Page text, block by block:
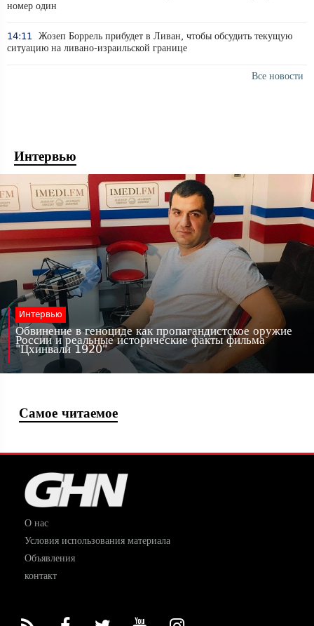
номер один
14:11 Жозеп Боррель прибудет в Ливан, чтобы обсудить текущую
ситуацию на ливано-израильской границе
Все новости
Интервью
Интервью
Обвинение в геноциде как пропагандистское оружие
России и реальные исторические факты фильма
"Цхинвали 1920"
Самое читаемое
О нас
Условия использования материала
Объявления
контакт